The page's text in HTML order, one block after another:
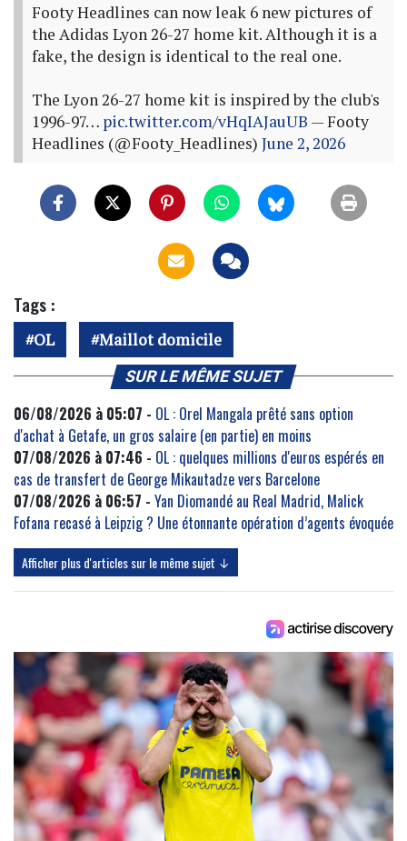
Footy Headlines can now leak 6 new pictures of
the Adidas Lyon 26-27 home kit. Although it is a
fake, the design is identical to the real one.
The Lyon 26-27 home kit is inspired by the club's
1996-97… pic.twitter.com/vHqIAJauUB — Footy
Headlines (@Footy_Headlines) June 2, 2026
Tags :
OL Maillot domicile
SUR LE MÊME SUJET
06/08/2026 à 05:07 - OL : Orel Mangala prêté sans option
d'achat à Getafe, un gros salaire (en partie) en moins
07/08/2026 à 07:46 - OL : quelques millions d'euros espérés en
cas de transfert de George Mikautadze vers Barcelone
07/08/2026 à 06:57 - Yan Diomandé au Real Madrid, Malick
Fofana recasé à Leipzig ? Une étonnante opération d’agents évoquée
Afficher plus d'articles sur le même sujet ↓